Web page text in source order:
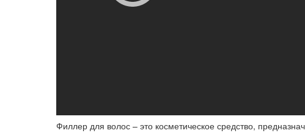
Филлер для волос – это косметическое средство,